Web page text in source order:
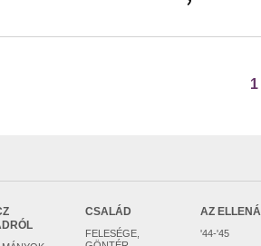
1
CSALÁD
FELESÉGE,
AZ
'44-'45